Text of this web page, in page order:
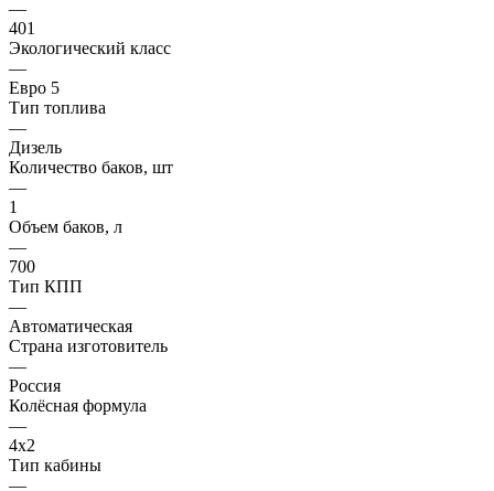
—
401
Экологический класс
—
Евро 5
Тип топлива
—
Дизель
Количество баков, шт
—
1
Объем баков, л
—
700
Тип КПП
—
Автоматическая
Страна изготовитель
—
Россия
Колёсная формула
—
4x2
Тип кабины
—